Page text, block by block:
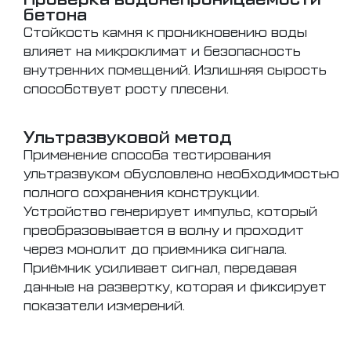
бетона
Стойкость камня к проникновению воды
влияет на микроклимат и безопасность
внутренних помещений. Излишняя сырость
способствует росту плесени.
Ультразвуковой метод
Применение способа тестирования
ультразвуком обусловлено необходимостью
полного сохранения конструкции.
Устройство генерирует импульс, который
преобразовывается в волну и проходит
через монолит до приемника сигнала.
Приёмник усиливает сигнал, передавая
данные на развертку, которая и фиксирует
показатели измерений.